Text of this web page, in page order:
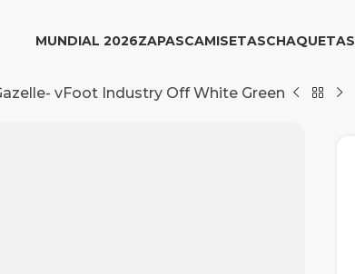
MUNDIAL 2026ZAPASCAMISETASCHAQUETAS
vFoot Industry Off White Green